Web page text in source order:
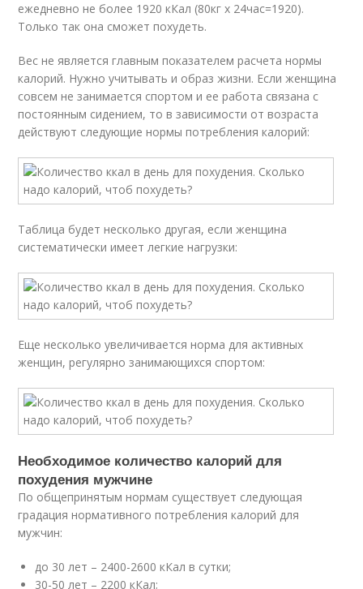
ежедневно не более 1920 кКал (80кг х 24час=1920).
Только так она сможет похудеть.
Вес не является главным показателем расчета нормы
калорий. Нужно учитывать и образ жизни. Если женщина
совсем не занимается спортом и ее работа связана с
постоянным сидением, то в зависимости от возраста
действуют следующие нормы потребления калорий:
Таблица будет несколько другая, если женщина
систематически имеет легкие нагрузки:
Еще несколько увеличивается норма для активных
женщин, регулярно занимающихся спортом:
Необходимое количество калорий для
похудения мужчине
По общепринятым нормам существует следующая
градация нормативного потребления калорий для
мужчин:
до 30 лет – 2400-2600 кКал в сутки;
30-50 лет – 2200 кКал;